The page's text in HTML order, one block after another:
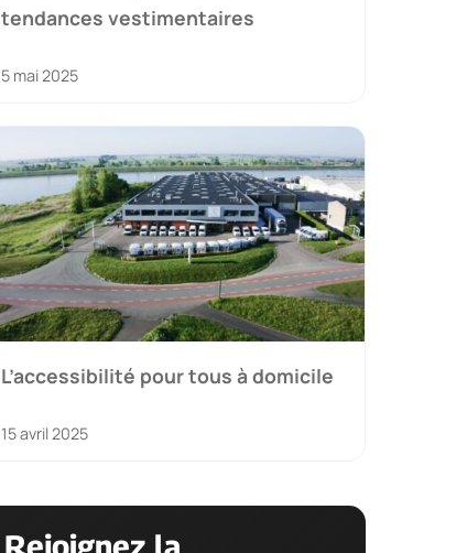
tendances vestimentaires
5 mai 2025
L’accessibilité pour tous à domicile
15 avril 2025
Rejoignez la